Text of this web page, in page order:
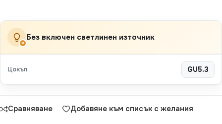
×
Без включен светлинен източник
Цокъл GU5.3
Сравняване Добавяне към списък с желания